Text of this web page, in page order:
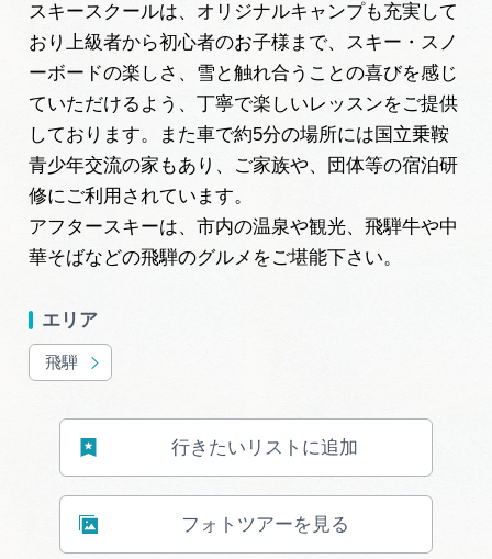
動画ライブラリー
お問い合わせ
運営組織
広告掲載
サイトポリシー
スキースクールは、オリジナルキャンプも充実して
おり上級者から初心者のお子様まで、スキー・スノ
ーボードの楽しさ、雪と触れ合うことの喜びを感じ
ていただけるよう、丁寧で楽しいレッスンをご提供
しております。また車で約5分の場所には国立乗鞍
青少年交流の家もあり、ご家族や、団体等の宿泊研
修にご利用されています。
アフタースキーは、市内の温泉や観光、飛騨牛や中
華そばなどの飛騨のグルメをご堪能下さい。
エリア
飛騨
行きたいリストに追加
フォトツアーを見る